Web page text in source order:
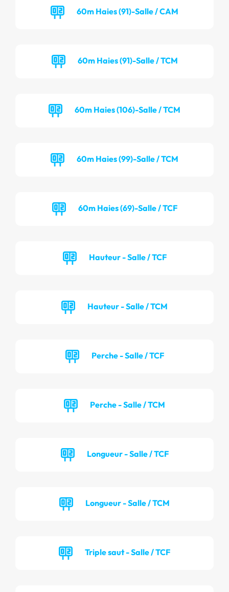
60m Haies (91)-Salle / CAM
60m Haies (91)-Salle / TCM
60m Haies (106)-Salle / TCM
60m Haies (99)-Salle / TCM
60m Haies (69)-Salle / TCF
Hauteur - Salle / TCF
Hauteur - Salle / TCM
Perche - Salle / TCF
Perche - Salle / TCM
Longueur - Salle / TCF
Longueur - Salle / TCM
Triple saut - Salle / TCF